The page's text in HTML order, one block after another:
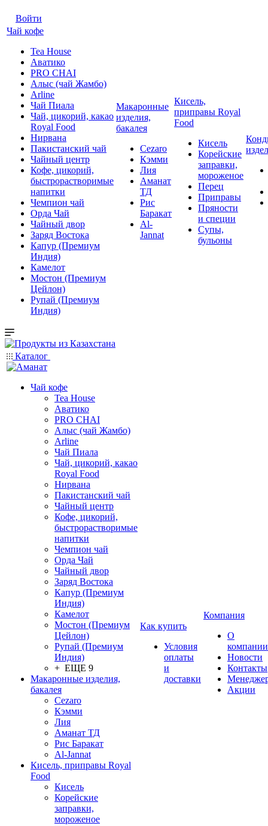
Войти
Чай кофе
Tea House
Аватико
PRO CHAI
Алыс (чай Жамбо)
Arline
Чай Пиала
Чай, цикорий, какао
Royal Food
Нирвана
Пакистанский чай
Чайный центр
Кофе, цикорий,
быстрорастворимые
напитки
Чемпион чай
Орда Чай
Чайный двор
Заряд Востока
Капур (Премиум
Индия)
Камелот
Мостон (Премиум
Цейлон)
Рупай (Премиум
Индия)
Макаронные
изделия,
бакалея
Cezaro
Кэмми
Лия
Аманат
ТД
Рис
Баракат
Al-
Jannat
Кисель,
приправы Royal
Food
Кисель
Корейские
заправки,
мороженое
Перец
Приправы
Пряности
и специи
Супы,
бульоны
Каталог
Чай кофе
Tea House
Аватико
PRO CHAI
Алыс (чай Жамбо)
Arline
Чай Пиала
Чай, цикорий, какао
Royal Food
Нирвана
Пакистанский чай
Чайный центр
Кофе, цикорий,
быстрорастворимые
напитки
Чемпион чай
Орда Чай
Чайный двор
Заряд Востока
Капур (Премиум
Индия)
Камелот
Мостон (Премиум
Цейлон)
Рупай (Премиум
Индия)
+ ЕЩЕ 9
Макаронные изделия,
бакалея
Cezaro
Кэмми
Лия
Аманат ТД
Рис Баракат
Al-Jannat
Кисель, приправы Royal
Food
Кисель
Корейские
заправки,
мороженое
Как купить
Условия
оплаты
и
доставки
Компания
О
компании
Новости
Контакты
Акции